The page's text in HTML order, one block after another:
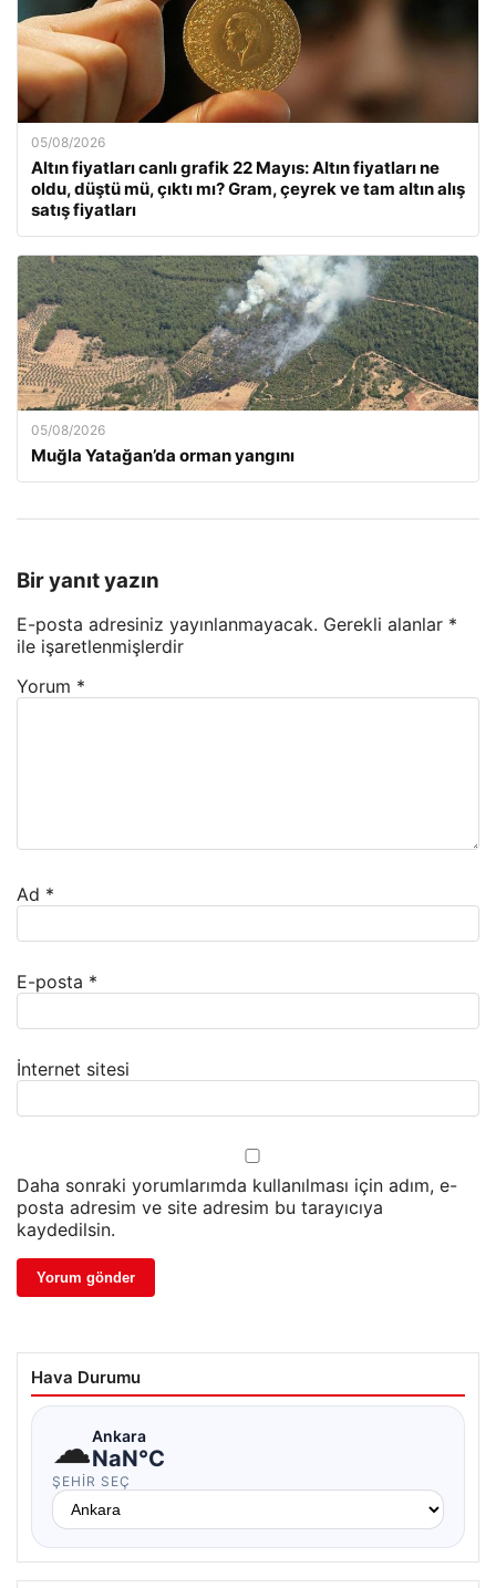
05/08/2026
Altın fiyatları canlı grafik 22 Mayıs: Altın fiyatları ne
oldu, düştü mü, çıktı mı? Gram, çeyrek ve tam altın alış
satış fiyatları
05/08/2026
Muğla Yatağan’da orman yangını
Bir yanıt yazın
E-posta adresiniz yayınlanmayacak. Gerekli alanlar *
ile işaretlenmişlerdir
Yorum *
Ad *
E-posta *
İnternet sitesi
Daha sonraki yorumlarımda kullanılması için adım, e-
posta adresim ve site adresim bu tarayıcıya
kaydedilsin.
Hava Durumu
☁Ankara
NaN°C
ŞEHIR SEÇ